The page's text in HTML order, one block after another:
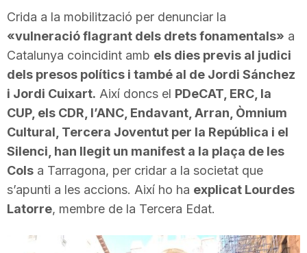
u
t
a
d
Crida a la mobilització per denunciar la
«vulneració flagrant dels drets fonamentals» a
Catalunya coincidint amb els dies previs al judici
dels presos polítics i també al de Jordi Sánchez
i Jordi Cuixart. Així doncs el PDeCAT, ERC, la
CUP, els CDR , l’ANC, Endavant, Arran, Òmnium
Cultural, Tercera Joventut per la República i el
Silenci, han llegit un manifest a la plaça de les
Cols a Tarragona, per cridar a la societat que
s’apunti a les accions. Així ho ha explicat Lourdes
Latorre, membre de la Tercera Edat.